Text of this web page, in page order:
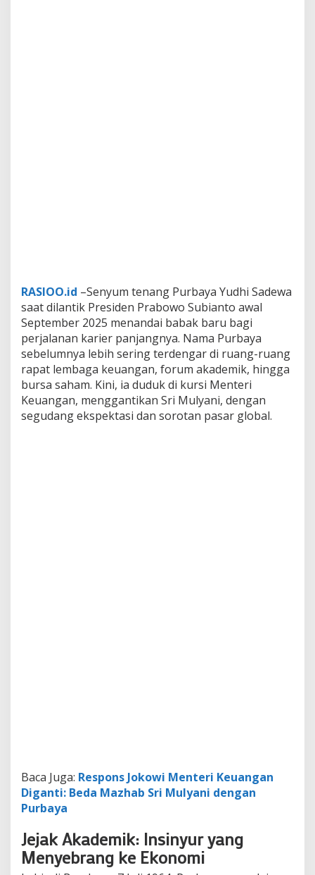
RASIOO.id –Senyum tenang Purbaya Yudhi Sadewa
saat dilantik Presiden Prabowo Subianto awal
September 2025 menandai babak baru bagi
perjalanan karier panjangnya. Nama Purbaya
sebelumnya lebih sering terdengar di ruang-ruang
rapat lembaga keuangan, forum akademik, hingga
bursa saham. Kini, ia duduk di kursi Menteri
Keuangan, menggantikan Sri Mulyani, dengan
segudang ekspektasi dan sorotan pasar global.
Baca Juga: Respons Jokowi Menteri Keuangan
Diganti: Beda Mazhab Sri Mulyani dengan
Purbaya
Jejak Akademik: Insinyur yang
Menyebrang ke Ekonomi